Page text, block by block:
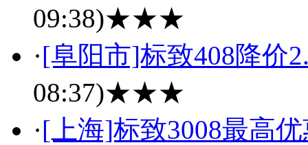
09:38)★★★
·[阜阳市]标致408降价
08:37)★★★
·[上海]标致3008最高